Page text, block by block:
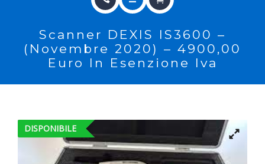
ASSISTENZA
CHI SIAMO
PRODOTTI
NEWS
CONTATTI
Scanner DEXIS IS3600 –
(Novembre 2020) – 4900,00
Euro In Esenzione Iva
DISPONIBILE